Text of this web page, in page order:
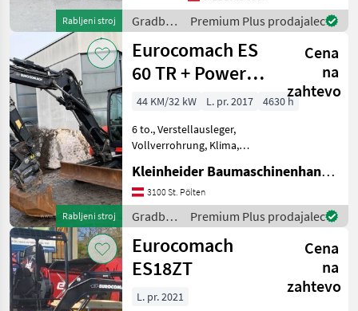
Mini
Bager
Eurocomach
IZBERITE
KATEGORIJO
Eurocomach
Takeuchi
Bobcat
Kubota
Wacker
Rhinoceros
Rabljeni stroj
Tieflöff
Gradbeni
stroji /
Eurocomach
Premium Plus prodajalec
Rabljeni stroj
Eurocomach ES
60 TR + Powertilt
HS 03
Cena
na
zahtevo
44 KM/32 kW L. pr. 2017
4630 h
6 to., Verstellausleger,
Vollverrohrung, Klima,
Powertilt Rädlinger BJ 2022
mit hydr. SW Lehnhof HS 03,
1 Böschungslöffel, 2
Tieflöffel Gradbeni
Kleinheider Baumaschinenhandel GmbH.
3100 St. Pölten
Gradbeni
stroji /
Eurocomach
Premium Plus prodajalec
Eurocomach
ES18ZT
Cena
na
zahtevo
L. pr. 2021